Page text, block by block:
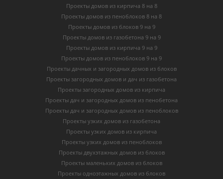
Проекты домов из кирпича 8 на 8
Проекты домов из пеноблоков 8 на 8
Проекты домов из блоков 9 на 9
Проекты домов из газобетона 9 на 9
Проекты домов из кирпича 9 на 9
Проекты домов из пеноблоков 9 на 9
Проекты дачных и загородных домов из блоков
Проекты загородных домов и дач из газобетона
Проекты загородных домов из кирпича
Проекты дач и загородных домов из пенобетона
Проекты дач и загородных домов из пеноблоков
Проекты узких домов из газобетона
Проекты узких домов из кирпича
Проекты узких домов из пеноблоков
Проекты двухэтажных домов из блоков
Проекты маленьких домов из блоков
Проекты одноэтажных домов из блоков